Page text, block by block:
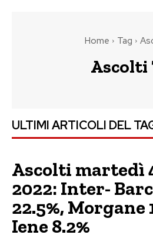
Home Tag
Ascolti
ULTIMI ARTICOLI DEL
Ascolti martedì
2022: Inter-
22.5%, Morgane
Iene 8.2%